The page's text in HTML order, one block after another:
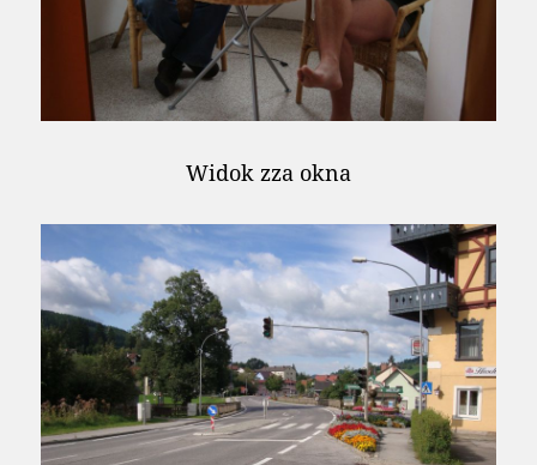
Widok zza okna